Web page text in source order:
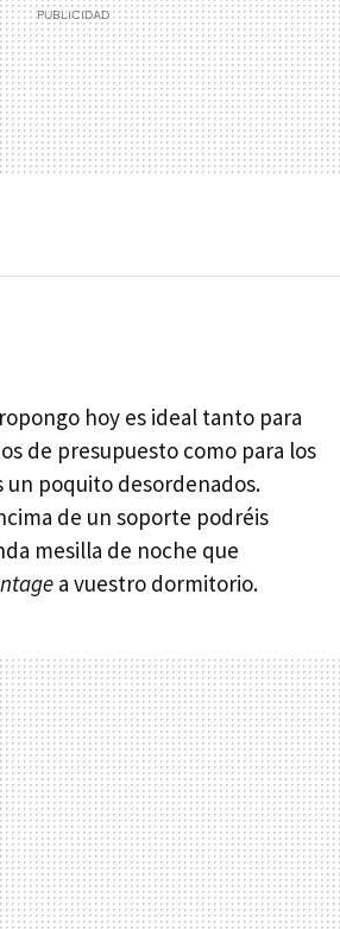
hoy es ideal tanto para
de presupuesto como para los
un poquito desordenados.
de un soporte podréis
mesilla de noche que
a vuestro dormitorio.